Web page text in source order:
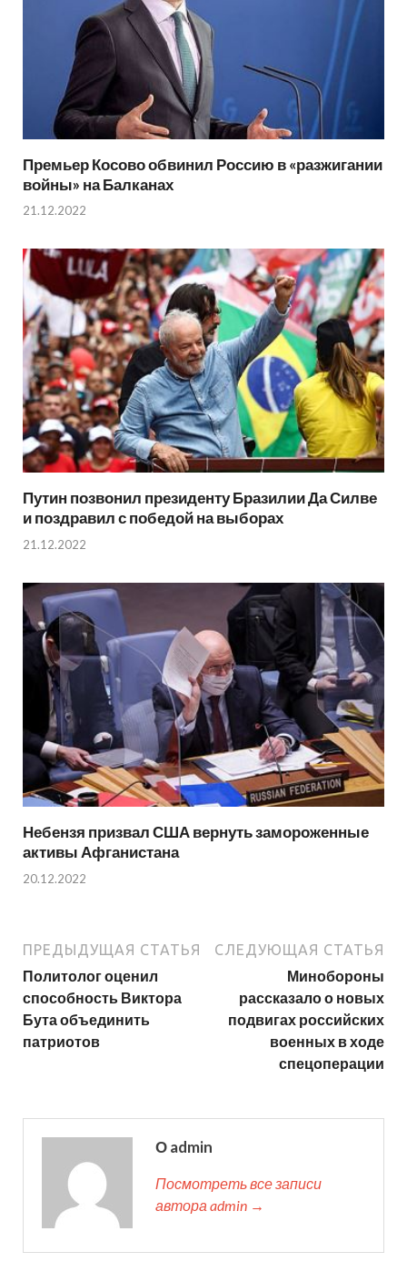
Премьер Косово обвинил Россию в «разжигании
войны» на Балканах
21.12.2022
Путин позвонил президенту Бразилии Да Силве
и поздравил с победой на выборах
21.12.2022
Небензя призвал США вернуть замороженные
активы Афганистана
20.12.2022
ПРЕДЫДУЩАЯ СТАТЬЯ
Политолог оценил
способность Виктора
Бута объединить
патриотов
СЛЕДУЮЩАЯ СТАТЬЯ
Минобороны
рассказало о новых
подвигах российских
военных в ходе
спецоперации
О admin
Посмотреть все записи
автора admin →